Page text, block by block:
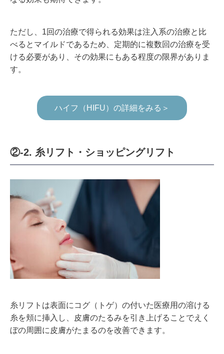
ただし、1回の治療で得られる効果は注入系の治療と比
べるとマイルドであるため、定期的に複数回の治療を受
ける必要があり、その効果にもある程度の限界がありま
す。
ハイフ（HIFU）の詳細をみる＞
②-2. 糸リフト・ショッピングリフト
糸リフトは表面にコグ（トゲ）の付いた医療用の溶ける
糸を頬に挿入し、皮膚のたるみを引き上げることでえく
ぼの周囲に皮膚がたまるのを改善できます。